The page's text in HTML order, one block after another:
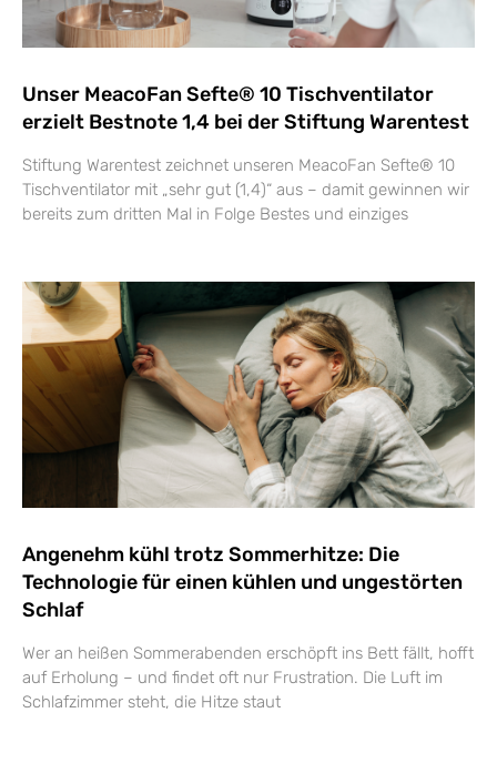
Unser MeacoFan Sefte® 10 Tischventilator
erzielt Bestnote 1,4 bei der Stiftung Warentest
Stiftung Warentest zeichnet unseren MeacoFan Sefte® 10
Tischventilator mit „sehr gut (1,4)“ aus – damit gewinnen wir
bereits zum dritten Mal in Folge Bestes und einziges
Angenehm kühl trotz Sommerhitze: Die
Technologie für einen kühlen und ungestörten
Schlaf
Wer an heißen Sommerabenden erschöpft ins Bett fällt, hofft
auf Erholung – und findet oft nur Frustration. Die Luft im
Schlafzimmer steht, die Hitze staut